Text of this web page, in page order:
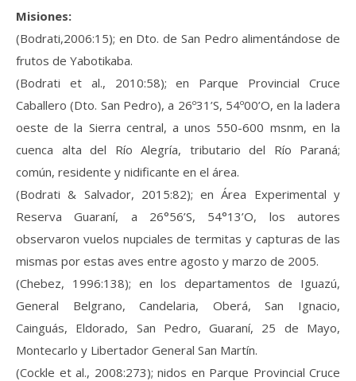
Misiones:
(Bodrati,2006:15); en Dto. de San Pedro alimentándose de
frutos de Yabotikaba.
(Bodrati et al., 2010:58); en Parque Provincial Cruce
Caballero (Dto. San Pedro), a 26º31’S, 54º00’O, en la ladera
oeste de la Sierra central, a unos 550-600 msnm, en la
cuenca alta del Río Alegría, tributario del Río Paraná;
común, residente y nidificante en el área.
(Bodrati & Salvador, 2015:82); en Área Experimental y
Reserva Guaraní, a 26°56’S, 54°13’O, los autores
observaron vuelos nupciales de termitas y capturas de las
mismas por estas aves entre agosto y marzo de 2005.
(Chebez, 1996:138); en los departamentos de Iguazú,
General Belgrano, Candelaria, Oberá, San Ignacio,
Cainguás, Eldorado, San Pedro, Guaraní, 25 de Mayo,
Montecarlo y Libertador General San Martín.
(Cockle et al., 2008:273); nidos en Parque Provincial Cruce